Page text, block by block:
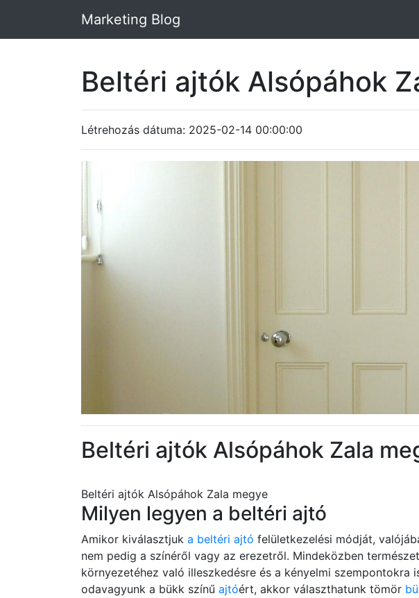
Marketing Blog
Beltéri ajtók Alsópáhok
Létrehozás dátuma: 2025-02-14 00:00:00
Beltéri ajtók Alsópáhok Zala
Beltéri ajtók Alsópáhok Zala megye
Milyen legyen a beltéri ajtó
Amikor kiválasztjuk a beltéri ajtó felületkezelési módját,
nem pedig a színéről vagy az erezetről. Mindeközben
környezetéhez való illeszkedésre és a kényelmi szempontokra
odavagyunk a bükk színű ajtóért, akkor választhatunk tömör